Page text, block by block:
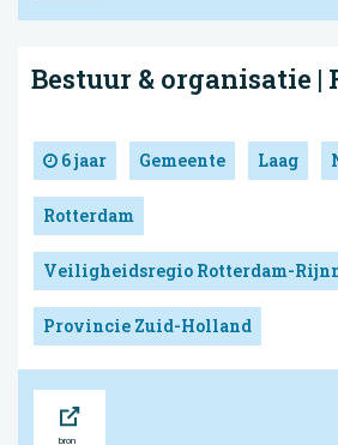
Bestuur & organisatie |
6 jaar Gemeente Laag
Rotterdam
Veiligheidsregio Rotterdam-
Provincie Zuid-Holland